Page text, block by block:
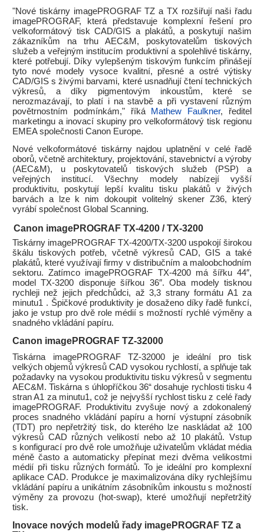
"Nové tiskárny imagePROGRAF TZ a TX rozšiřují naši řadu
imagePROGRAF, která představuje komplexní řešení pro
velkoformátový tisk CAD/GIS a plakátů, a poskytují našim
zákazníkům na trhu AEC&M, poskytovatelům tiskových
služeb a veřejným institucím produktivní a spolehlivé tiskárny,
které potřebují. Díky vylepšeným tiskovým funkcím přinášejí
tyto nové modely vysoce kvalitní, přesné a ostré výtisky
CAD/GIS s živými barvami, které usnadňují čtení technických
výkresů, a díky pigmentovým inkoustům, které se
nerozmazávají, to platí i na stavbě a při vystavení různým
povětrnostním podmínkám," říká Mathew Faulkner, ředitel
marketingu a inovací skupiny pro velkoformátový tisk regionu
EMEA společnosti Canon Europe.
Nové velkoformátové tiskárny najdou uplatnění v celé řadě
oborů, včetně architektury, projektování, stavebnictví a výroby
(AEC&M), u poskytovatelů tiskových služeb (PSP) a
veřejných institucí. Všechny modely nabízejí vyšší
produktivitu, poskytují lepší kvalitu tisku plakátů v živých
barvách a lze k nim dokoupit volitelný skener Z36, který
vyrábí společnost Global Scanning.
Canon imagePROGRAF TX-4200 / TX-3200
Tiskárny imagePROGRAF TX-4200/TX-3200 uspokojí širokou
škálu tiskových potřeb, včetně výkresů CAD, GIS a také
plakátů, které využívají firmy v distribučním a maloobchodním
sektoru. Zatímco imagePROGRAF TX-4200 má šířku 44″,
model TX-3200 disponuje šířkou 36″. Oba modely tisknou
rychleji než jejich předchůdci, až 3,3 strany formátu A1 za
minutu1 . Špičkové produktivity je dosaženo díky řadě funkcí,
jako je vstup pro dvě role médií s možností rychlé výměny a
snadného vkládání papíru.
Canon imagePROGRAF TZ-32000
Tiskárna imagePROGRAF TZ-32000 je ideální pro tisk
velkých objemů výkresů CAD vysokou rychlostí, a splňuje tak
požadavky na vysokou produktivitu tisku výkresů v segmentu
AEC&M. Tiskárna s úhlopříčkou 36“ dosahuje rychlosti tisku 4
stran A1 za minutu1, což je nejvyšší rychlost tisku z celé řady
imagePROGRAF. Produktivitu zvyšuje nový a zdokonalený
proces snadného vkládání papíru a horní výstupní zásobník
(TDT) pro nepřetržitý tisk, do kterého lze naskládat až 100
výkresů CAD různých velikostí nebo až 10 plakátů. Vstup
s konfigurací pro dvě role umožňuje uživatelům vkládat média
méně často a automaticky přepínat mezi dvěma velikostmi
médií při tisku různých formátů. To je ideální pro komplexní
aplikace CAD. Produkce je maximalizována díky rychlejšímu
vkládání papíru a unikátním zásobníkům inkoustu s možností
výměny za provozu (hot-swap), které umožňují nepřetržitý
tisk.
Inovace nových modelů řady imagePROGRAF TZ a